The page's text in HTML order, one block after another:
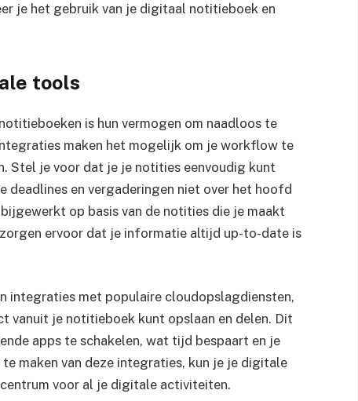
je het gebruik van je digitaal notitieboek en
tools
is hun vermogen om naadloos te
maken het mogelijk om je workflow te
Stel je voor dat je je notities eenvoudig kunt
deadlines en vergaderingen niet over het hoofd
op basis van de notities die je maakt
ervoor dat je informatie altijd up-to-date is
integraties met populaire cloudopslagdiensten,
vanuit je notitieboek kunt opslaan en delen. Dit
apps te schakelen, wat tijd bespaart en je
maken van deze integraties, kun je je digitale
voor al je digitale activiteiten.